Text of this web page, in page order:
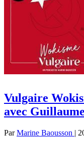
Vulgaire
avec
ParMarine Baousson |